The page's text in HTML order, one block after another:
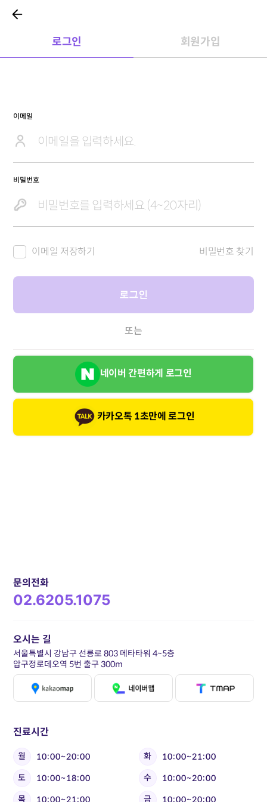
로그인 회원가입
이메일
비밀번호
이메일 저장하기 비밀번호 찾기
로그인
또는
네이버 간편하게 로그인
카카오톡 1초만에 로그인
문의전화
02.6205.1075
진료시간
월 10:00~20:00 화
10:00~21:00
토
10:00~18:00 수
10:00~20:00
목
10:00~21:00 금 10:00~20:00
오시는 길
서울특별시 강남구 선릉로 803 메타타워 4~5층
압구정로데오역 5번 출구 300m